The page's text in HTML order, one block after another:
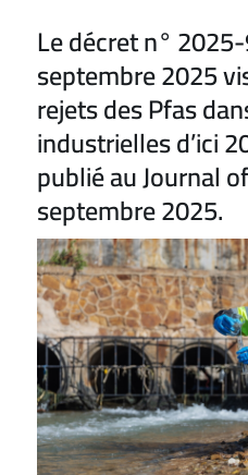
Le décret n°
septembre 2025
rejets des Pfas
industrielles d’ici
publié au Journal
septembre 2025.